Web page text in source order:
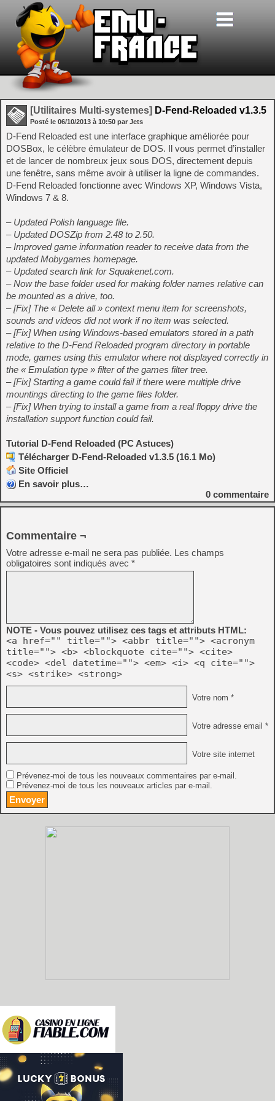
[Utilitaires Multi-systemes] D-Fend-Reloaded v1.3.5
Posté le 06/10/2013 à 10:50 par Jets
D-Fend Reloaded est une interface graphique améliorée pour
DOSBox, le célèbre émulateur de DOS. Il vous permet d’installer
et de lancer de nombreux jeux sous DOS, directement depuis
une fenêtre, sans même avoir à utiliser la ligne de commandes.
D-Fend Reloaded fonctionne avec Windows XP, Windows Vista,
Windows 7 & 8.
– Updated Polish language file.
– Updated DOSZip from 2.48 to 2.50.
– Improved game information reader to receive data from the
updated Mobygames homepage.
– Updated search link for Squakenet.com.
– Now the base folder used for making folder names relative can
be mounted as a drive, too.
– [Fix] The « Delete all » context menu item for screenshots,
sounds and videos did not work if no item was selected.
– [Fix] When using Windows-based emulators stored in a path
relative to the D-Fend Reloaded program directory in portable
mode, games using this emulator where not displayed correctly in
the « Emulation type » filter of the games filter tree.
– [Fix] Starting a game could fail if there were multiple drive
mountings directing to the game files folder.
– [Fix] When trying to install a game from a real floppy drive the
installation support function could fail.
Tutorial D-Fend Reloaded (PC Astuces)
Télécharger D-Fend-Reloaded v1.3.5 (16.1 Mo)
Site Officiel
En savoir plus…
0 commentaire
Commentaire ¬
Votre adresse e-mail ne sera pas publiée. Les champs
obligatoires sont indiqués avec *
NOTE - Vous pouvez utilisez ces tags et attributs HTML:
<a href="" title=""> <abbr title=""> <acronym
title=""> <b> <blockquote cite=""> <cite>
<code> <del datetime=""> <em> <i> <q cite="">
<s> <strike> <strong>
Votre nom *
Votre adresse email *
Votre site internet
Prévenez-moi de tous les nouveaux commentaires par e-mail.
Prévenez-moi de tous les nouveaux articles par e-mail.